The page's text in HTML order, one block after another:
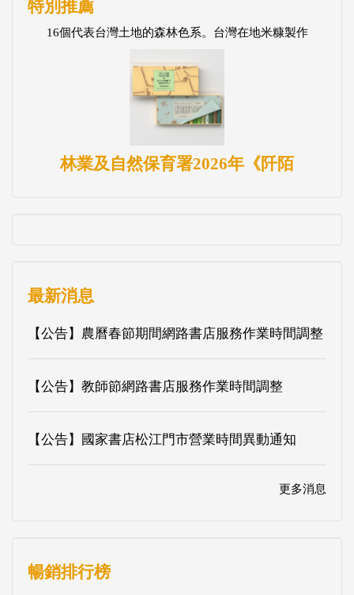
特別推薦
16個代表台灣土地的森林色系。台灣在地米糠製作
林業及自然保育署2026年《阡陌
最新消息
【公告】農曆春節期間網路書店服務作業時間調整
【公告】教師節網路書店服務作業時間調整
【公告】國家書店松江門市營業時間異動通知
更多消息
暢銷排行榜